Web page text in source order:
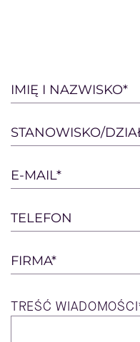
Please
this
field
empty.
IMIĘ I NAZWISKO*
STANOWISKO/
E-MAIL*
TELEFON
FIRMA*
TREŚĆ